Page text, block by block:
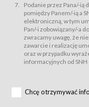
Usługobiorca przed
zapoznać się z
usługi newsletter za
zamieszczonego na
Usługobiorców wymaga
Usługobiorca
od chwili rozpoczęcia
Regulamin jest
Warunki techniczne
Podanie przez Pana/-ią
pomiędzy Panem/-ią a
elektroniczną, w tym
Pan/-i zobowiązany/-a
zwracamy uwagę, że
zawarcie i realizację
oraz w przypadku
informacyjnych od
Chcę otrzymywać